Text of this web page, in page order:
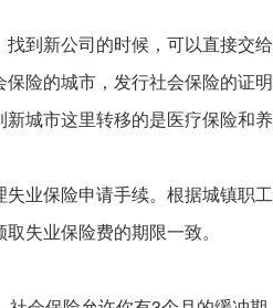
到新公司的时候，可以直接交
险的城市，发行社会保险的证
城市这里转移的是医疗保险和养
业保险申请手续。根据城镇职
失业保险费的期限一致。